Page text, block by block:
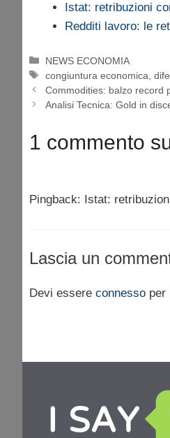
Istat: retribuzioni
Redditi lavoro: le
Categorie
NEWS ECONOMIA
Tag
congiuntura economica ,
Commodities: balzo record
Analisi Tecnica: Gold in
1 commento
Pingback: Istat:
Lascia un
Devi essere connesso per